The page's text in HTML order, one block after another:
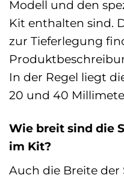
Modell und den
Kit enthalten sind.
zur Tieferlegung
In der Regel liegt
20 und 40
Wie breit sind die
im Kit?
Auch die Breite